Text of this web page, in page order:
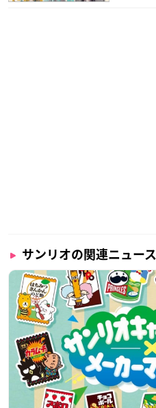
サンリオの関連ニュー